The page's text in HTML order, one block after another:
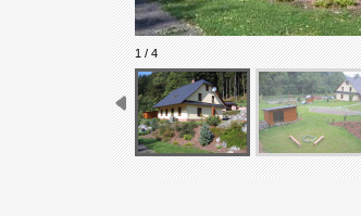
1 / 4